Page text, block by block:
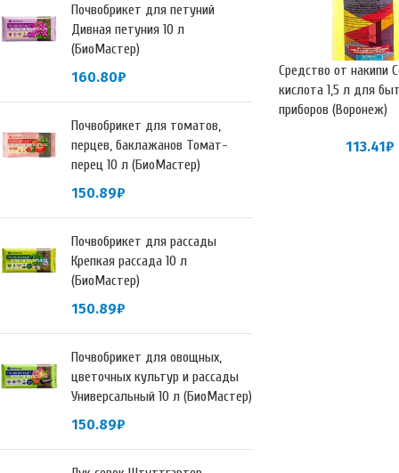
Почвобрикет для петуний
Дивная петуния 10 л
(БиоМастер)
160.80₽
Почвобрикет для томатов,
перцев, баклажанов Томат-
перец 10 л (БиоМастер)
150.89₽
Почвобрикет для рассады
Крепкая рассада 10 л
(БиоМастер)
150.89₽
Почвобрикет для овощных,
цветочных культур и рассады
Универсальный 10 л (БиоМастер)
150.89₽
Средство от накипи
кислота 1,5 л для
приборов (Воронеж)
113.41₽